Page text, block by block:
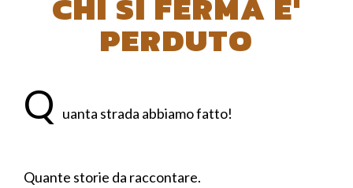
PERDUTO
Q uanta strada abbiamo fatto!
Quante storie da raccontare.